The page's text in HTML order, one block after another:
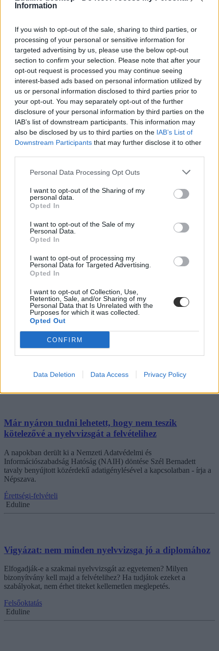
Information
If you wish to opt-out of the sale, sharing to third parties, or
processing of your personal or sensitive information for
targeted advertising by us, please use the below opt-out
section to confirm your selection. Please note that after your
opt-out request is processed you may continue seeing
interest-based ads based on personal information utilized by
us or personal information disclosed to third parties prior to
your opt-out. You may separately opt-out of the further
disclosure of your personal information by third parties on the
IAB’s list of downstream participants. This information may
also be disclosed by us to third parties on the IAB’s List of
Downstream Participants that may further disclose it to other
Personal Data Processing Opt Outs
I want to opt-out of the Sharing of my
personal data.
Opted In
I want to opt-out of the Sale of my
Personal Data.
Opted In
I want to opt-out of processing my
Personal Data for Targeted Advertising.
Opted In
I want to opt-out of Collection, Use,
Retention, Sale, and/or Sharing of my
Personal Data that Is Unrelated with the
Purposes for which it was collected.
Opted Out
CONFIRM
Data Deletion Data Access Privacy Policy
egyetemek a felpuhított nyelvvizsgaszabályok miatt
2022-ben már nem rendelt el nyelvvizsga-amnesztiát a kormány, az
idén bennragadt diplomákat mégis kiadhatják az egyetemek és
Felsőoktatás
Csik Veronika
kormánydöntés azt sugallja, hogy nem fontos idegen
nyelvet tudni"
"A 21.században Európa közepén kell angolul tudnia egy
diplomásnak. Hogyan fog szakirodalmat olvasni, tájékozódni a
világban?" - tette fel a kérdést a nyelvvizsga-követelmény kapcsán
Csik Veronika
Már nyáron tudni lehetett, hogy nem teszik
kötelezővé a nyelvvizsgát a felvételihez
A napokban derült ki a Nemzeti Adatvédelmi és
Információszabadság Hatóság (NAIH) döntése Szél Bernadett
tavaly benyújtott közérdekű adatigénylésével a kapcsolatban - írja a
Népszava.
Érettségi-felvételi
Eduline
Vigyázat: nem minden nyelvvizsga jó a diplomához
Elfogadják-e a szakmai nyelvvizsgát az egyetemen? Milyen
bizonyítvány kell majd a felvételihez? Ha tudjátok ezeket a
szabályokat, nem érhet titeket kellemetlen meglepetés.
Felsőoktatás
Eduline